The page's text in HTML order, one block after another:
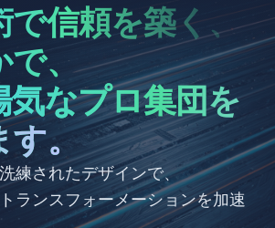
で信頼を築く、
で、
気なプロ集団を
す。
練されたデザインで、
ランスフォーメーションを加速